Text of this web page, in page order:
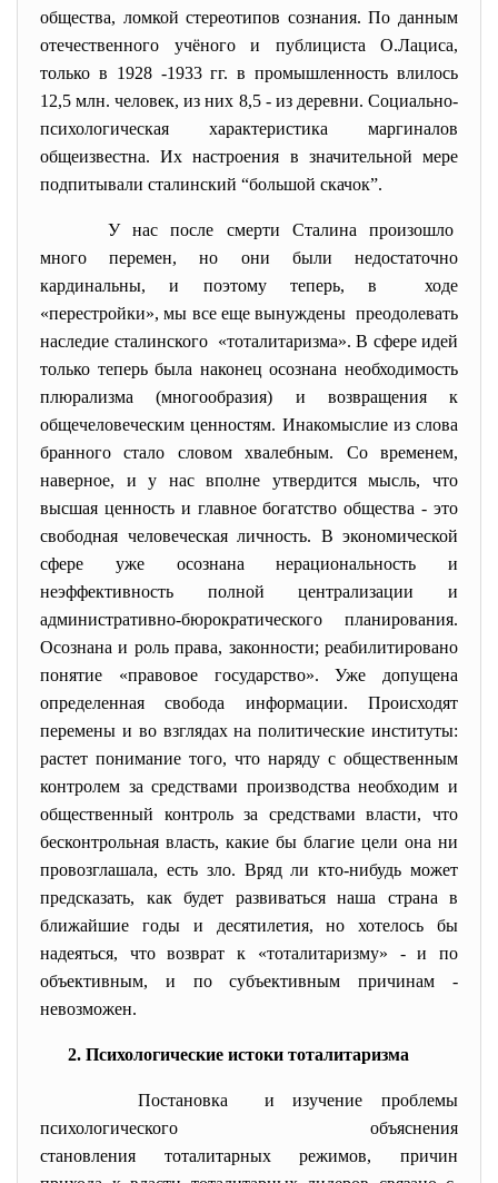
общества, ломкой стереотипов сознания. По данным
отечественного учёного и публициста О.Лациса,
только в 1928 -1933 гг. в промышленность влилось
12,5 млн. человек, из них 8,5 - из деревни. Социально-
психологическая характеристика маргиналов
общеизвестна. Их настроения в значительной мере
подпитывали сталинский “большой скачок”.
У нас после смерти Сталина произошло
много перемен, но они были недостаточно
кардинальны, и поэтому теперь, в ходе
«перестройки», мы все еще вынуждены преодолевать
наследие сталинского «тоталитаризма». В сфере идей
только теперь была наконец осознана необходимость
плюрализма (многообразия) и возвращения к
общечеловеческим ценностям. Инакомыслие из слова
бранного стало словом хвалебным. Со временем,
наверное, и у нас вполне утвердится мысль, что
высшая ценность и главное богатство общества - это
свободная человеческая личность. В экономической
сфере уже осознана нерациональность и
неэффективность полной централизации и
административно-бюрократического планирования.
Осознана и роль права, законности; реабилитировано
понятие «правовое государство». Уже допущена
определенная свобода информации. Происходят
перемены и во взглядах на политические институты:
растет понимание того, что наряду с общественным
контролем за средствами производства необходим и
общественный контроль за средствами власти, что
бесконтрольная власть, какие бы благие цели она ни
провозглашала, есть зло. Вряд ли кто-нибудь может
предсказать, как будет развиваться наша страна в
ближайшие годы и десятилетия, но хотелось бы
надеяться, что возврат к «тоталитаризму» - и по
объективным, и по субъективным причинам -
невозможен.
2. Психологические истоки тоталитаризма
Постановка и изучение проблемы
психологического объяснения
становления тоталитарных режимов, причин